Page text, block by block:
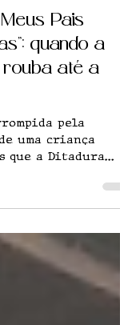
5 min de leitura
Pais
quando a
até a
pela
uma criança
que a Ditadura